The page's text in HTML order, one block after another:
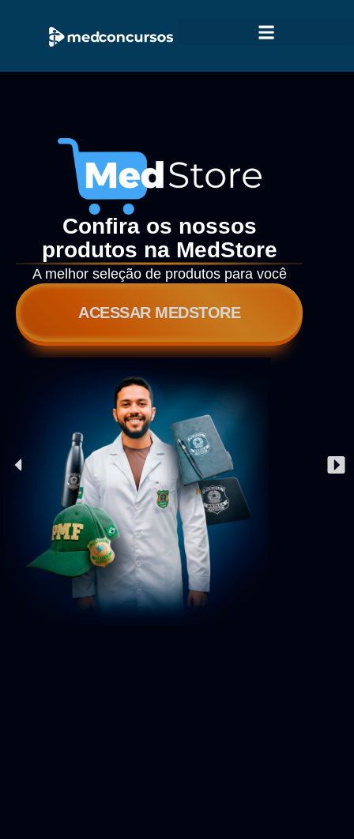
Confira os nossos
produtos na MedStore
A melhor seleção de produtos para você
ACESSAR MEDSTORE